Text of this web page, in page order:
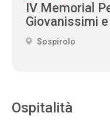
IV Memorial
Giovanissimi
Sospirolo
Ospitalità